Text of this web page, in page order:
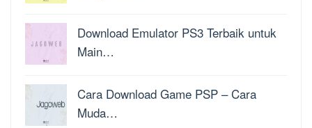
Download Emulator PS3 Terbaik untuk
Main…
Cara Download Game PSP – Cara
Muda…